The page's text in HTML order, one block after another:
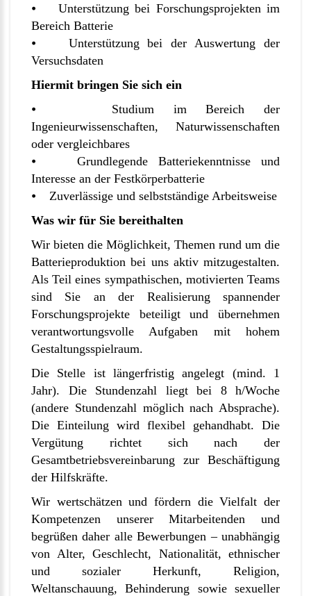
⦁ Unterstützung bei Forschungsprojekten im
Bereich Batterie
⦁ Unterstützung bei der Auswertung der
Versuchsdaten
Hiermit bringen Sie sich ein
⦁ Studium im Bereich der
Ingenieurwissenschaften, Naturwissenschaften
oder vergleichbares
⦁ Grundlegende Batteriekenntnisse und
Interesse an der Festkörperbatterie
⦁ Zuverlässige und selbstständige Arbeitsweise
Was wir für Sie bereithalten
Wir bieten die Möglichkeit, Themen rund um die
Batterieproduktion bei uns aktiv mitzugestalten.
Als Teil eines sympathischen, motivierten Teams
sind Sie an der Realisierung spannender
Forschungsprojekte beteiligt und übernehmen
verantwortungsvolle Aufgaben mit hohem
Gestaltungsspielraum.
Die Stelle ist längerfristig angelegt (mind. 1
Jahr). Die Stundenzahl liegt bei 8 h/Woche
(andere Stundenzahl möglich nach Absprache).
Die Einteilung wird flexibel gehandhabt. Die
Vergütung richtet sich nach der
Gesamtbetriebsvereinbarung zur Beschäftigung
der Hilfskräfte.
Wir wertschätzen und fördern die Vielfalt der
Kompetenzen unserer Mitarbeitenden und
begrüßen daher alle Bewerbungen – unabhängig
von Alter, Geschlecht, Nationalität, ethnischer
und sozialer Herkunft, Religion,
Weltanschauung, Behinderung sowie sexueller